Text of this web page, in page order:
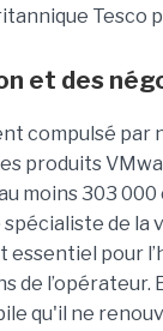
Tesco
et des
compulsé par
produits
moins 303
spécialiste de la
essentiel pour
de l’opérateur.
qu'il ne